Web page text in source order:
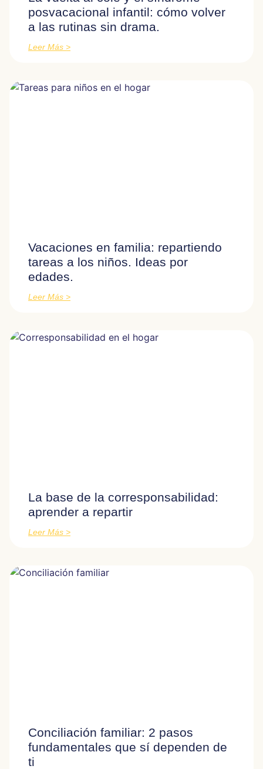
posvacacional infantil: cómo volver
a las rutinas sin drama.
Leer Más >
Vacaciones en familia: repartiendo
tareas a los niños. Ideas por
edades.
Leer Más >
La base de la corresponsabilidad:
aprender a repartir
Leer Más >
Conciliación familiar: 2 pasos
fundamentales que sí dependen de
ti